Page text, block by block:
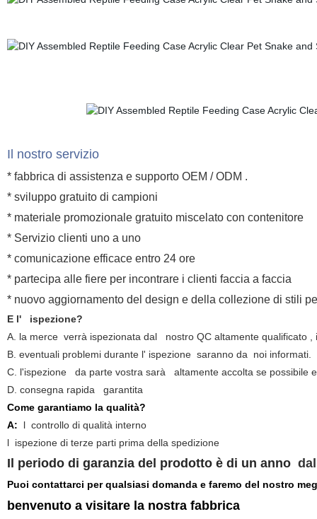
Il nostro servizio
* fabbrica di assistenza e supporto OEM / ODM .
* sviluppo gratuito di campioni
* materiale promozionale gratuito miscelato con contenitore
* Servizio clienti uno a uno
* comunicazione efficace entro 24 ore
* partecipa alle fiere per incontrare i clienti faccia a faccia
* nuovo aggiornamento del design e della collezione di stili
E l' ispezione?
A. la merce verrà ispezionata dal nostro QC altamente qualificato
B. eventuali problemi durante l' ispezione saranno da noi informati.
C. l'ispezione da parte vostra sarà altamente accolta se possibile
D. consegna rapida garantita
Come garantiamo la qualità?
A:
l controllo di qualità interno
l ispezione di terze parti prima della spedizione
Il periodo di garanzia del prodotto è di un anno
Puoi contattarci per qualsiasi domanda e faremo del nostro
benvenuto a visitare la nostra fabbrica